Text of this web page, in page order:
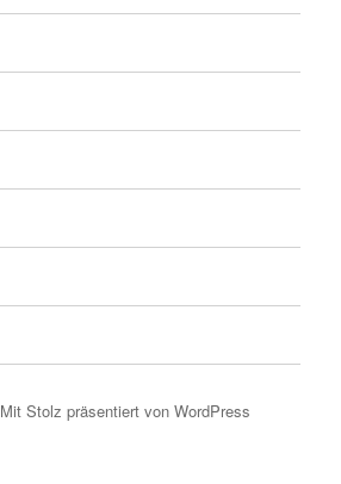
Mit Stolz präsentiert von WordPress